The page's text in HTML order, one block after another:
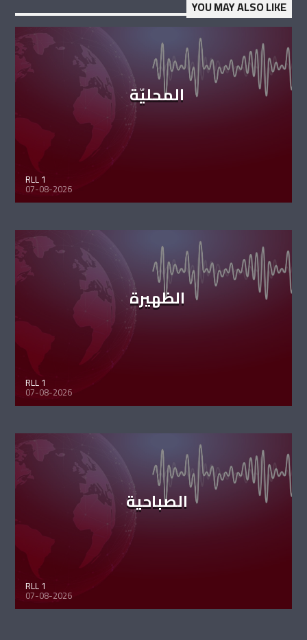
YOU MAY ALSO LIKE
المحليّة
RLL 1
07-08-2026
الظهيرة
RLL 1
07-08-2026
الصباحية
RLL 1
07-08-2026